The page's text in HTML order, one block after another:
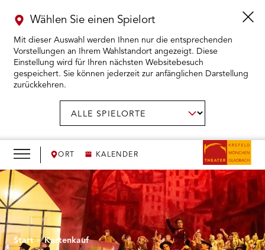
ORT KALENDER
Wählen Sie einen Spielort
Mit dieser Auswahl werden Ihnen nur die entsprechenden
Vorstellungen an Ihrem Wahlstandort angezeigt. Diese
Einstellung wird für Ihren nächsten Websitebesuch
gespeichert. Sie können jederzeit zur anfänglichen Darstellung
zurückkehren.
KARTENKAUF ÖFFNEN
WIR ÖFFNEN
DAS THEATER ÖFFNEN
THEATERPÄDAGOGIK ÖFFNEN
Start Kartenkauf